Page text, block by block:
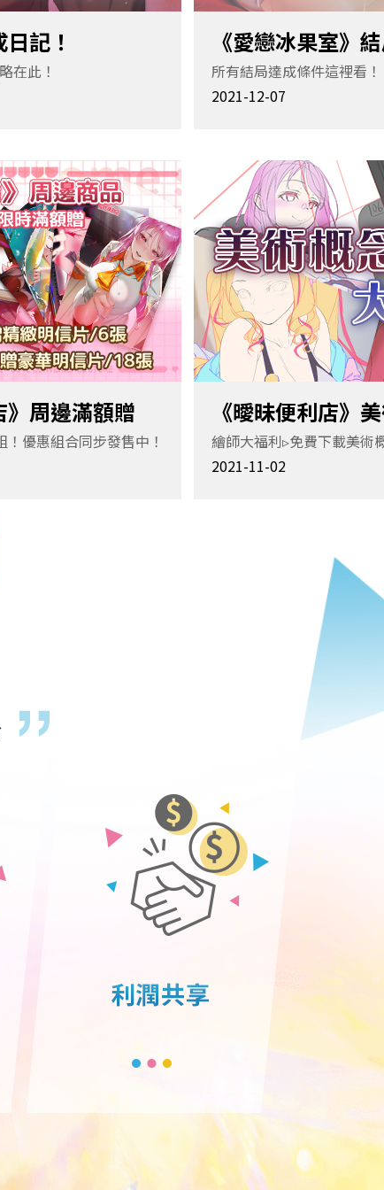
記！
在此！
《愛戀冰果室》
所有結局達成條件這裡看！
2021-12-07
》周邊滿額贈
優惠組合同步發售中！
《曖昧便利店》
開！
繪師大福利▹免費下載美術
2021-11-02